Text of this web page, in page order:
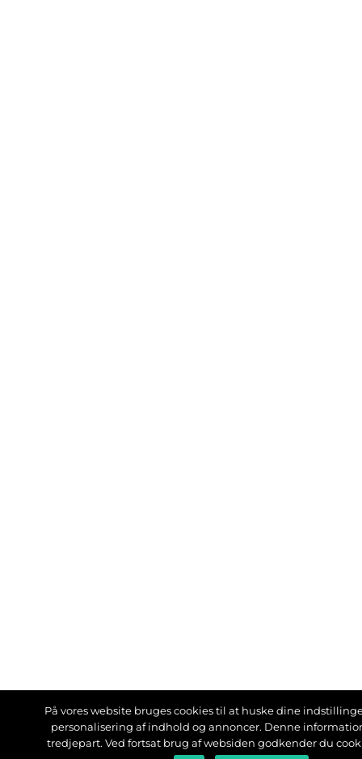
På vores website bruges cookies til at huske dine
personalisering af indhold og annoncer. Denne
tredjepart. Ved fortsat brug af websiden godkender du